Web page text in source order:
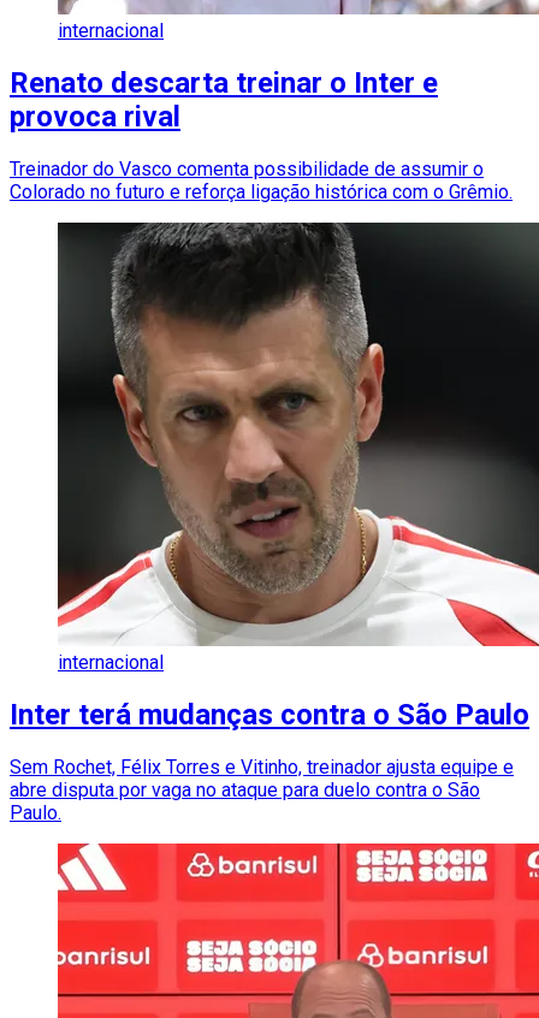
internacional
Renato descarta treinar o Inter e
provoca rival
Treinador do Vasco comenta possibilidade de assumir o
Colorado no futuro e reforça ligação histórica com o Grêmio.
internacional
Inter terá mudanças contra o São Paulo
Sem Rochet, Félix Torres e Vitinho, treinador ajusta equipe e
abre disputa por vaga no ataque para duelo contra o São
Paulo.